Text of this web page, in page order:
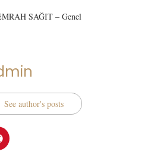
SAĞIT – Genel
See author's posts